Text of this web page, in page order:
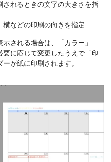
れるときの文字の大きさを指
横などの印刷の向きを指定
される場合は、「カラー」
要に応じて変更したうえで「印
が紙に印刷されます。